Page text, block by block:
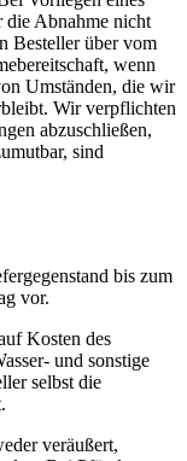
die Abnahme nicht
Besteller über vom
wenn
Umständen, die wir
Wir verpflichten
abzuschließen,
sind
bis zum
vor.
Kosten des
und sonstige
selbst die
veräußert,